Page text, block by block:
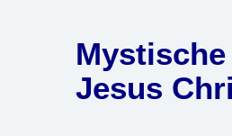
Jesus